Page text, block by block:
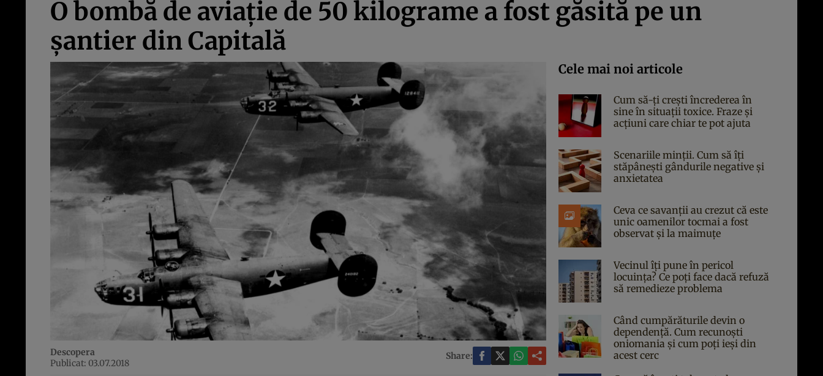
O bombă de aviaţie de 50 kilograme a fost găsită pe un
şantier din Capitală
Descopera
Publicat: 03.07.2018
Share:
Cele mai noi articole
Cum să-ți crești încrederea în
sine în situații toxice. Fraze și
acțiuni care chiar te pot ajuta
Scenariile minții. Cum să îți
stăpânești gândurile negative și
anxietatea
Ceva ce savanții au crezut că este
unic oamenilor tocmai a fost
observat și la maimuțe
Vecinul îți pune în pericol
locuința? Ce poți face dacă refuză
să remedieze problema
Când cumpărăturile devin o
dependență. Cum recunoști
oniomania și cum poți ieși din
acest cerc